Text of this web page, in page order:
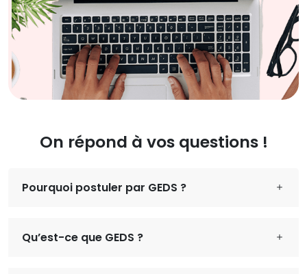
On répond à vos questions !
Pourquoi postuler par GEDS ?
Qu’est-ce que GEDS ?